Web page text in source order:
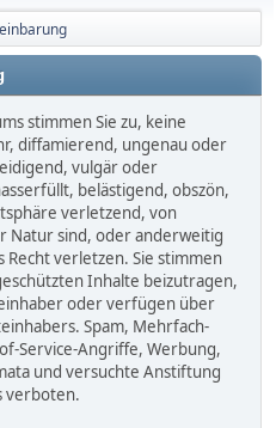
stimmen Sie zu, keine
diffamierend, ungenau oder
vulgär oder
belästigend, obszön,
verletzend, von
Natur sind, oder anderweitig
verletzen. Sie stimmen
Inhalte beizutragen,
oder verfügen über
Spam, Mehrfach-
Service-Angriffe, Werbung,
und versuchte Anstiftung
verboten.